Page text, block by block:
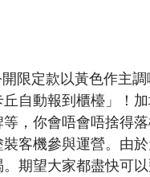
限定款以黃色作主
自動報到櫃檯」！
，你會唔會唔捨得
客機參與運營。由
期望大家都盡快可